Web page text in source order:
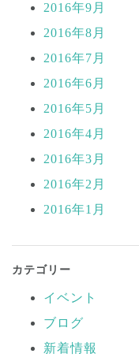
2016年9月
2016年8月
2016年7月
2016年6月
2016年5月
2016年4月
2016年3月
2016年2月
2016年1月
カテゴリー
イベント
ブログ
新着情報